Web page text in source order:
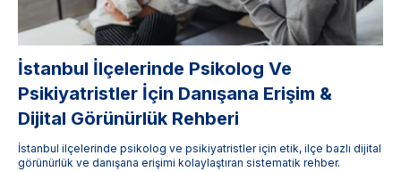
İstanbul İlçelerinde Psikolog Ve
Psikiyatristler İçin Danışana Erişim &
Dijital Görünürlük Rehberi
İstanbul ilçelerinde psikolog ve psikiyatristler için etik, ilçe bazlı dijital
görünürlük ve danışana erişimi kolaylaştıran sistematik rehber.